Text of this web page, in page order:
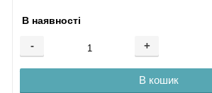
В наявності
- +
В кошик